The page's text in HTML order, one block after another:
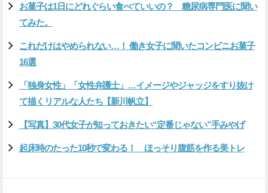
お菓子は1日にどれぐらい食べていいの？ 糖尿病専門医に聞い
てみた。
これだけはやめられない…！ 働き女子に聞いたコンビニお菓子
16選
「独身女性」「女性弁護士」…イメージやジャッジをすり抜け
て描くリアルな人たち【新川帆立】
【写真】30代女子が知っておきたい“定番じゃない”手みやげ
起床時のたった10秒で変わる！ ほっそり腹筋を作る美トレ